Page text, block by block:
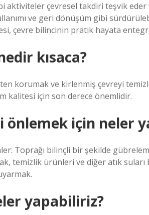
aktiviteler çevresel takdiri teşvik eder
ve geri dönüşüm gibi
çevre bilincinin pratik hayata
kısaca?
korumak ve kirlenmiş çevreyi
kalitesi için son derece önemlidir.
için neler
Toprağı bilinçli bir şekilde
temizlik ürünleri ve diğer atık
yapabiliriz?